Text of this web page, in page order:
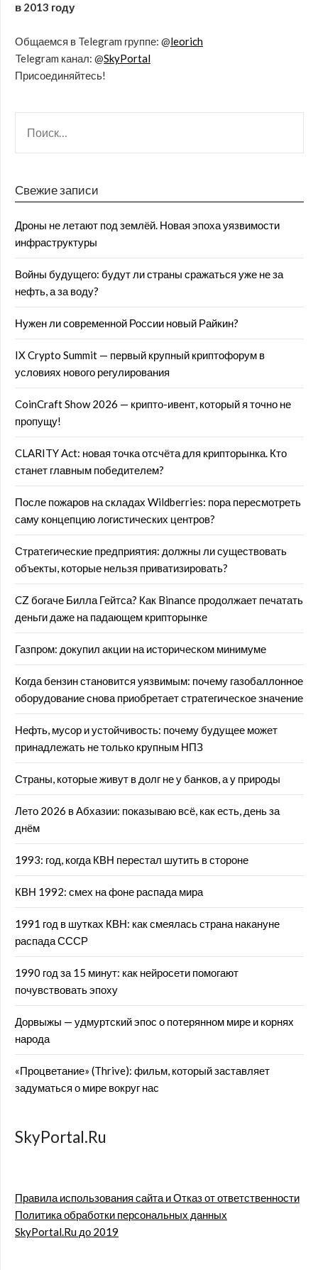
в 2013 году
Общаемся в Telegram группе: @leorich
Telegram канал: @SkyPortal
Присоединяйтесь!
Свежие записи
Дроны не летают под землёй. Новая эпоха уязвимости
инфраструктуры
Войны будущего: будут ли страны сражаться уже не за
нефть, а за воду?
Нужен ли современной России новый Райкин?
IX Crypto Summit — первый крупный криптофорум в
условиях нового регулирования
CoinCraft Show 2026 — крипто-ивент, который я точно не
пропущу!
CLARITY Act: новая точка отсчёта для крипторынка. Кто
станет главным победителем?
После пожаров на складах Wildberries: пора пересмотреть
саму концепцию логистических центров?
Стратегические предприятия: должны ли существовать
объекты, которые нельзя приватизировать?
CZ богаче Билла Гейтса? Как Binance продолжает печатать
деньги даже на падающем крипторынке
Газпром: докупил акции на историческом минимуме
Когда бензин становится уязвимым: почему газобаллонное
оборудование снова приобретает стратегическое значение
Нефть, мусор и устойчивость: почему будущее может
принадлежать не только крупным НПЗ
Страны, которые живут в долг не у банков, а у природы
Лето 2026 в Абхазии: показываю всё, как есть, день за
днём
1993: год, когда КВН перестал шутить в стороне
КВН 1992: смех на фоне распада мира
1991 год в шутках КВН: как смеялась страна накануне
распада СССР
1990 год за 15 минут: как нейросети помогают
почувствовать эпоху
Дорвыжы — удмуртский эпос о потерянном мире и корнях
народа
«Процветание» (Thrive): фильм, который заставляет
задуматься о мире вокруг нас
SkyPortal.Ru
Правила использования сайта и Отказ от ответственности
Политика обработки персональных данных
SkyPortal.Ru до 2019